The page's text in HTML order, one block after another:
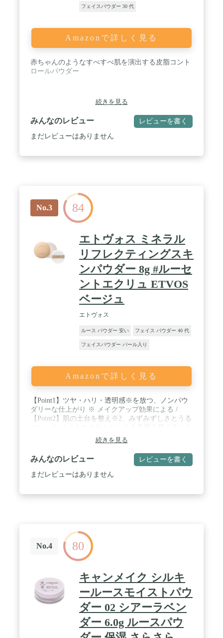
フェイスパウダー 30 代
Amazonで詳しく見る
赤ちゃんのようなすべすべ肌を演出する皮脂コント
ロールパウダー
続きを見る
みんなのレビュー レビューを書く
まだレビューはありません
No.3 84
エトヴォス ミネラル
リフレクティングスキ
ンパウダー 8g #ルーセ
ントエクリュ ETVOS
ベージュ
エトヴォス
ルース パウダー 安い フェイス パウダー 40 代
フェイスパウダー パール入り
Amazonで詳しく見る
【Point1】ツヤ・ハリ・透明感※を放つ、ノンパウ
ダリーな仕上がり ※ メイクアップ効果による /
【Point2】肌の土台を整え※2、みずみずしさとうる
/ 【Point3】敏感肌にもやさしい肌あたりのパウダー
＆パフ / 【Point4】石けんオフできて肌にやさしい
続きを見る
みんなのレビュー レビューを書く
まだレビューはありません
No.4 80
キャンメイク シルキ
ールースモイストパウ
ダー 02 シアーラベン
ダー 6.0g ルースパウ